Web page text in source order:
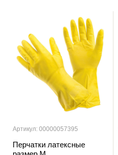
Артикул: 00000057395
Перчатки латексные